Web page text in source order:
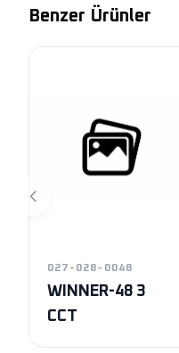
Benzer Ürünler
027-028-0048
WINNER-48 3
CCT